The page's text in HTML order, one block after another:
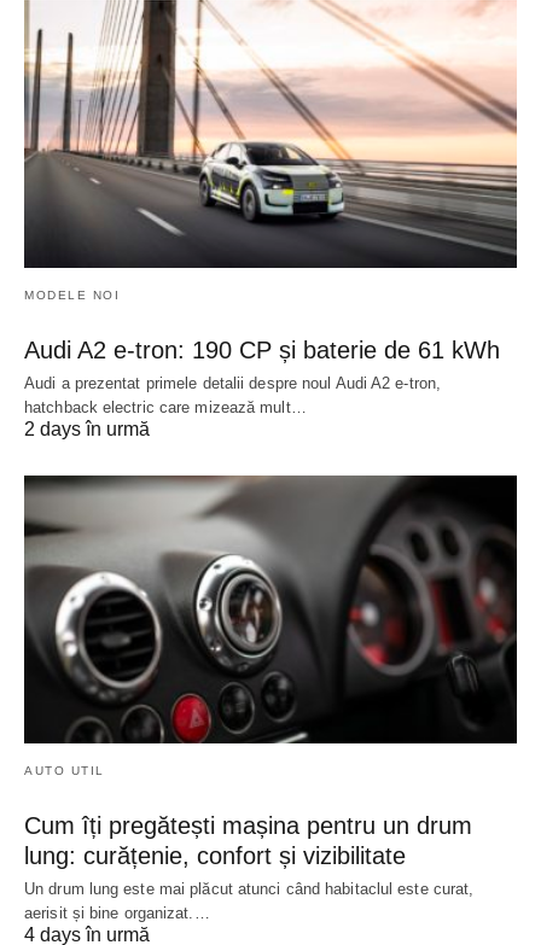
MODELE NOI
Audi A2 e-tron: 190 CP și baterie de 61 kWh
Audi a prezentat primele detalii despre noul Audi A2 e-tron,
hatchback electric care mizează mult…
2 days în urmă
AUTO UTIL
Cum îți pregătești mașina pentru un drum
lung: curățenie, confort și vizibilitate
Un drum lung este mai plăcut atunci când habitaclul este curat,
aerisit și bine organizat.…
4 days în urmă